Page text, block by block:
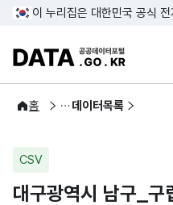
이 누리집은 대한민국 공식
DATA.GO.KR 공
홈
공공데이터 데이터목록
CSV
대구광역시 남구_구